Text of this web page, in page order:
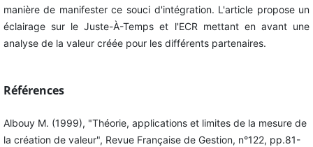
manière de manifester ce souci d'intégration. L'article propose un
éclairage sur le Juste-À-Temps et l'ECR mettant en avant une
analyse de la valeur créée pour les différents partenaires.
Références
Albouy M. (1999), "Théorie, applications et limites de la mesure de
la création de valeur", Revue Française de Gestion, n°122, pp.81-